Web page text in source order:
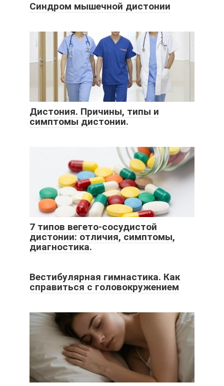
Синдром мышечной дистонии
Дистония. Причины, типы и
симптомы дистонии.
7 типов вегето-сосудистой
дистонии: отличия, симптомы,
диагностика.
Вестибулярная гимнастика. Как
справиться с головокружением